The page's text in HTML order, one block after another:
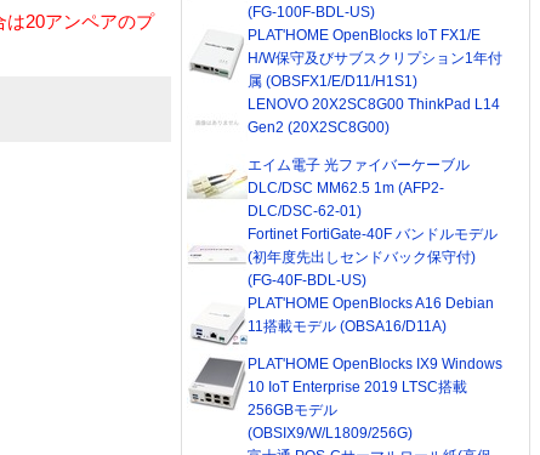
は20アンペアのプ
(FG-100F-BDL-US)
PLAT'HOME OpenBlocks IoT FX1/E
H/W保守及びサブスクリプション1年付
属 (OBSFX1/E/D11/H1S1)
LENOVO 20X2SC8G00 ThinkPad L14
Gen2 (20X2SC8G00)
エイム電子 光ファイバーケーブル
DLC/DSC MM62.5 1m (AFP2-
DLC/DSC-62-01)
Fortinet FortiGate-40F バンドルモデル
(初年度先出しセンドバック保守付)
(FG-40F-BDL-US)
PLAT'HOME OpenBlocks A16 Debian
11搭載モデル (OBSA16/D11A)
PLAT'HOME OpenBlocks IX9 Windows
10 IoT Enterprise 2019 LTSC搭載
256GBモデル
(OBSIX9/W/L1809/256G)